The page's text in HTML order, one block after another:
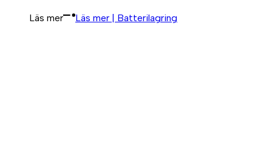
Läs mer Läs mer | Batterilagring